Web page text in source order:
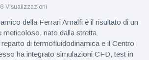
Visualizzazioni
della Ferrari Amalfi è il risultato di un
meticoloso, nato dalla stretta
di termofluidodinamica e il Centro
ha integrato simulazioni CFD, test in